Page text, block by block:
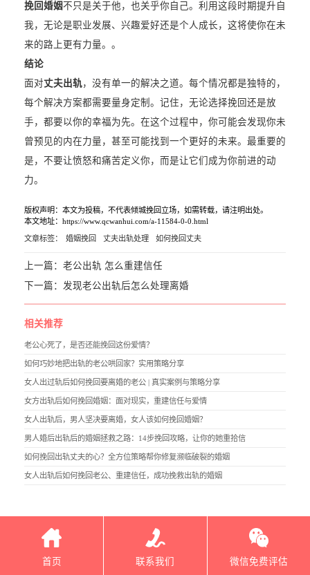
挽回婚姻不只是关于他，也关乎你自己。利用这段时期提升自
我，无论是职业发展、兴趣爱好还是个人成长，这将使你在未
来的路上更有力量。。
结论
面对丈夫出轨，没有单一的解决之道。每个情况都是独特的，
每个解决方案都需要量身定制。记住，无论选择挽回还是放
手，都要以你的幸福为先。在这个过程中，你可能会发现你未
曾预见的内在力量，甚至可能找到一个更好的未来。最重要的
是，不要让愤怒和痛苦定义你，而是让它们成为你前进的动
力。
版权声明：本文为投稿，不代表倾城挽回立场，如需转载，请注明出处。
本文地址：https://www.qcwanhui.com/a-11584-0-0.html
文章标签： 婚姻挽回 丈夫出轨处理 如何挽回丈夫
上一篇： 老公出轨 怎么重建信任
下一篇： 发现老公出轨后怎么处理离婚
相关推荐
老公心死了，是否还能挽回这份爱情？
如何巧妙地把出轨的老公哄回家？实用策略分享
女人出过轨后如何挽回要离婚的老公 | 真实案例与策略分享
女方出轨后如何挽回婚姻：面对现实，重建信任与爱情
女人出轨后，男人坚决要离婚，女人该如何挽回婚姻？
男人婚后出轨后的婚姻拯救之路：14步挽回攻略，让你的她重拾信
如何挽回出轨丈夫的心？全方位策略帮你修复濒临破裂的婚姻
女人出轨后如何挽回老公、重建信任，成功挽救出轨的婚姻
首页 联系我们 微信免费评估